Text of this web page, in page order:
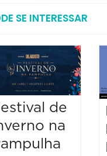
SE INTERESSAR
de
na